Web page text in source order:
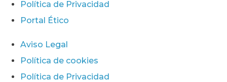
Política de Privacidad
Portal Ético
Aviso Legal
Política de cookies
Política de Privacidad